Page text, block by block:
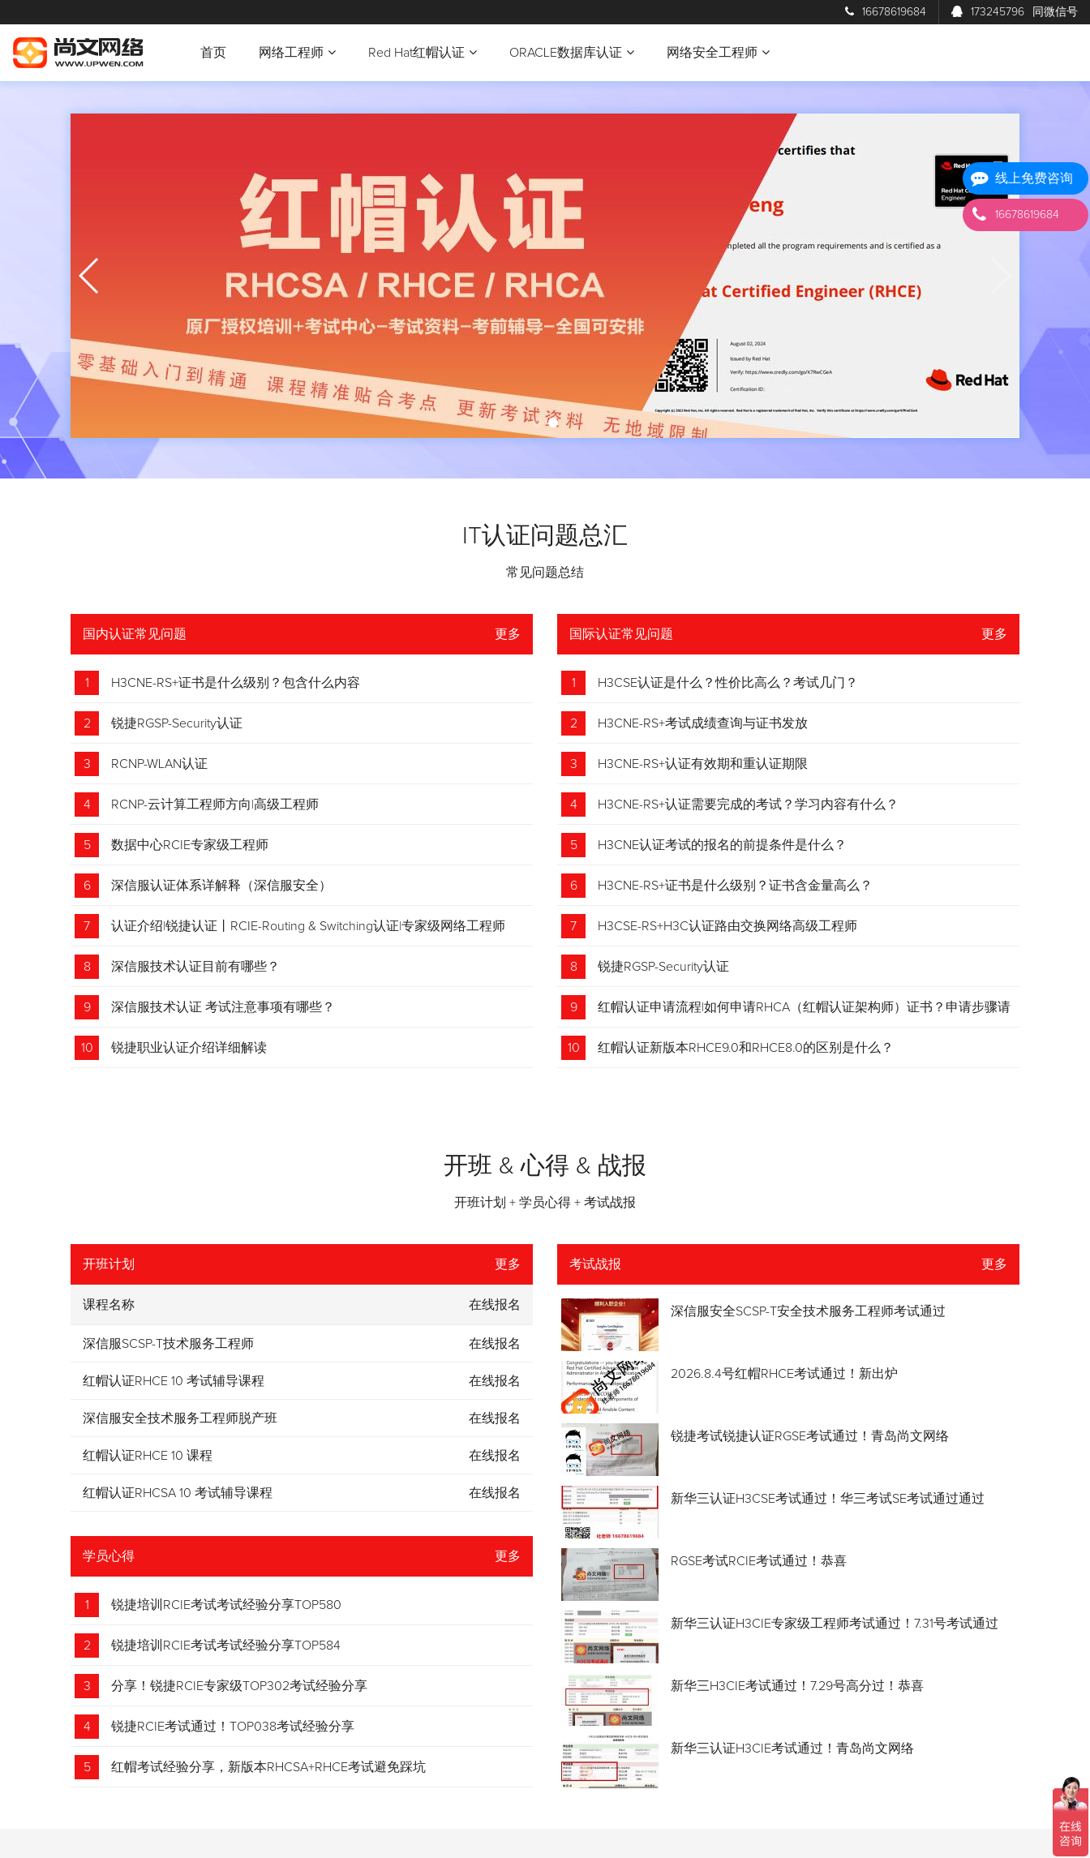
16678619684 173245796 同微信号
首页 网络工程师 Red Hat红帽认证 ORACLE数据库认证 网络安全工程师
IT认证问题总汇
常见问题总结
国内认证常见问题 更多
1 H3CNE-RS+证书是什么级别？包含什么内容
2 锐捷RGSP-Security认证
3 RCNP-WLAN认证
4 RCNP-云计算工程师方向|高级工程师
5 数据中心RCIE专家级工程师
6 深信服认证体系详解释（深信服安全）
7 认证介绍|锐捷认证丨RCIE-Routing & Switching认证|专家级网络工程师
8 深信服技术认证目前有哪些？
9 深信服技术认证 考试注意事项有哪些？
10 锐捷职业认证介绍详细解读
国际认证常见问题 更多
1 H3CSE认证是什么？性价比高么？考试几门？
2 H3CNE-RS+考试成绩查询与证书发放
3 H3CNE-RS+认证有效期和重认证期限
4 H3CNE-RS+认证需要完成的考试？学习内容有什么？
5 H3CNE认证考试的报名的前提条件是什么？
6 H3CNE-RS+证书是什么级别？证书含金量高么？
7 H3CSE-RS+H3C认证路由交换网络高级工程师
8 锐捷RGSP-Security认证
9 红帽认证申请流程|如何申请RHCA（红帽认证架构师）证书？申请步骤请
收藏！
10 红帽认证新版本RHCE9.0和RHCE8.0的区别是什么？
开班 & 心得 & 战报
开班计划 + 学员心得 + 考试战报
开班计划 更多
课程名称 在线报名
深信服SCSP-T技术服务工程师 在线报名
红帽认证RHCE 10 考试辅导课程 在线报名
深信服安全技术服务工程师脱产班 在线报名
红帽认证RHCE 10 课程 在线报名
红帽认证RHCSA 10 考试辅导课程 在线报名
学员心得 更多
1 锐捷培训RCIE考试考试经验分享TOP580
2 锐捷培训RCIE考试考试经验分享TOP584
3 分享！锐捷RCIE专家级TOP302考试经验分享
4 锐捷RCIE考试通过！TOP038考试经验分享
5 红帽考试经验分享，新版本RHCSA+RHCE考试避免踩坑
考试战报 更多
深信服安全SCSP-T安全技术服务工程师考试通过
2026.8.4号红帽RHCE考试通过！新出炉
锐捷考试锐捷认证RGSE考试通过！青岛尚文网络
新华三认证H3CSE考试通过！华三考试SE考试通过通过
RGSE考试RCIE考试通过！恭喜
新华三认证H3CIE专家级工程师考试通过！7.31号考试通过
新华三H3CIE考试通过！7.29号高分过！恭喜
新华三认证H3CIE考试通过！青岛尚文网络
线上免费咨询
16678619684